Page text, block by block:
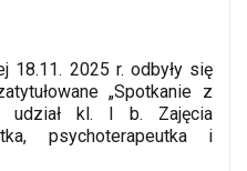
18.11. 2025 r. odbyły się
„Spotkanie z
udział kl. I b. Zajęcia
psychoterapeutka i